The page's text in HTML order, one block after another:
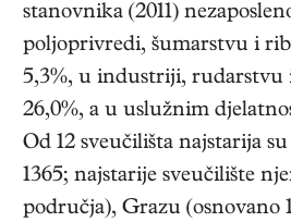
stanovnika (2011)
poljoprivredi, šumarstvu i
5,3%, u industriji, rudarstvu
26,0%, a u uslužnim
Od 12 sveučilišta najstarija
1365; najstarije sveučilište
područja), Grazu (osnovano